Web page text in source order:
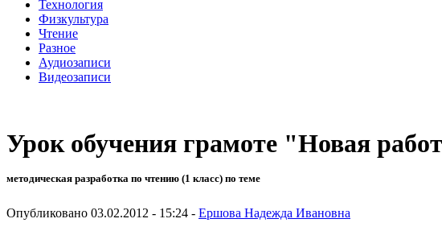
Технология
Физкультура
Чтение
Разное
Аудиозаписи
Видеозаписи
Урок обучения грамоте "Новая
методическая разработка по чтению (1 класс) по теме
Опубликовано 03.02.2012 - 15:24 - Ершова Надежда Ивановна